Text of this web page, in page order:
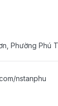
Phường Phú
nstanphu